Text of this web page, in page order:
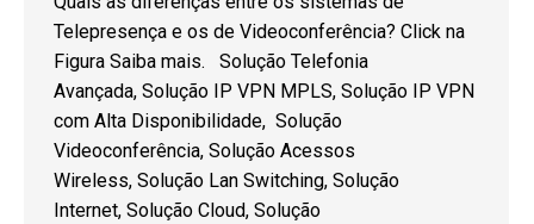
Telepresença e os de Videoconferência? Click na
Figura Saiba mais. Solução Telefonia
Avançada, Solução IP VPN MPLS, Solução IP VPN
com Alta Disponibilidade, Solução
Videoconferência, Solução Acessos
Wireless, Solução Lan Switching, Solução
Internet, Solução Cloud, Solução